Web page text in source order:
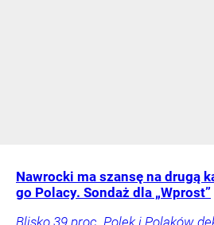
Nawrocki ma szansę na drugą
go Polacy. Sondaż dla „Wprost”
Blisko 39 proc. Polek i Polaków